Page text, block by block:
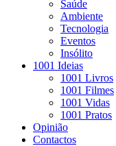
Saúde
Ambiente
Tecnologia
Eventos
Insólito
1001 Ideias
1001 Livros
1001 Filmes
1001 Vidas
1001 Pratos
Opinião
Contactos